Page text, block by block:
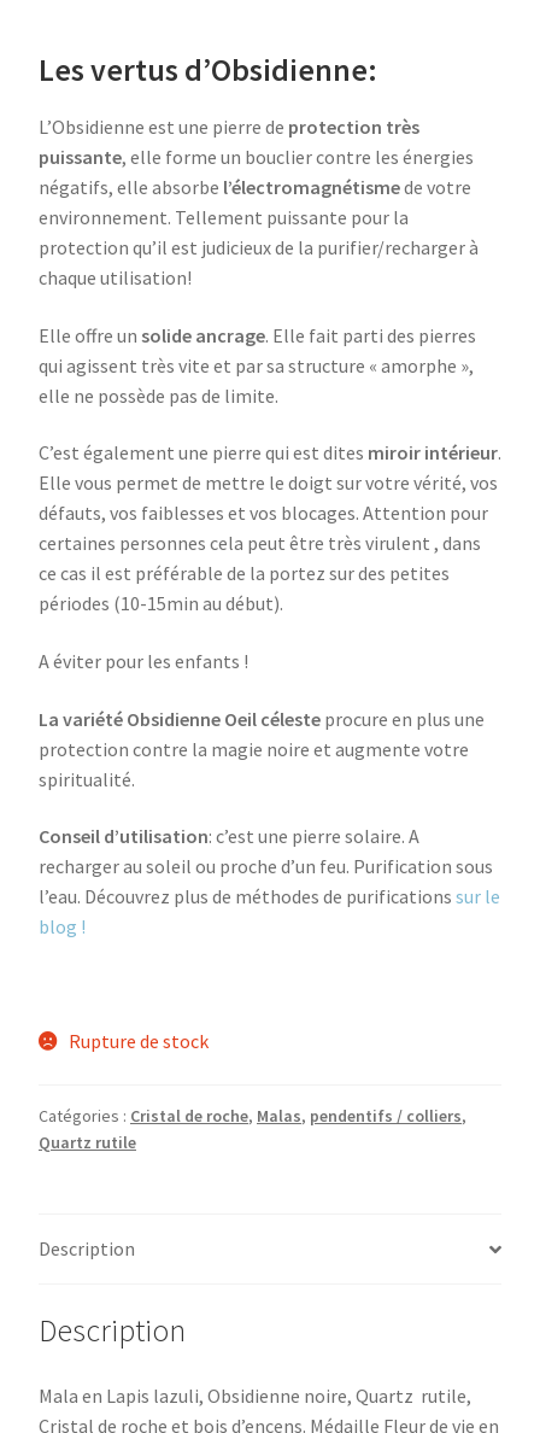
Les vertus d’Obsidienne:
L’Obsidienne est une pierre de protection très
puissante, elle forme un bouclier contre les énergies
négatifs, elle absorbe l’électromagnétismede votre
environnement. Tellement puissante pour la
protection qu’il est judicieux de la purifier/recharger à
chaque utilisation!
Elle offre un solide ancrage. Elle fait parti des pierres
qui agissent très vite et par sa structure « amorphe »,
elle ne possède pas de limite.
C’est également une pierre qui est dites miroir intérieur.
Elle vous permet de mettre le doigt sur votre vérité, vos
défauts, vos faiblesses et vos blocages. Attention pour
certaines personnes cela peut être très virulent , dans
ce cas il est préférable de la portez sur des petites
périodes (10-15min au début).
A éviter pour les enfants !
La variété Obsidienne Oeil céleste procure en plus une
protection contre la magie noire et augmente votre
spiritualité.
Conseil d’utilisation: c’est une pierre solaire. A
recharger au soleil ou proche d’un feu. Purification sous
l’eau. Découvrez plus de méthodes de purifications sur le
blog !
Rupture de stock
Catégories : Cristal de roche, Malas, pendentifs / colliers,
Quartz rutile
Description
Description
Mala en Lapis lazuli, Obsidienne noire, Quartz rutile,
Cristal de roche et bois d’encens. Médaille Fleur de vie en